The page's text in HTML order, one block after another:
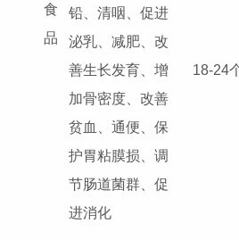
食
品
铅、清咽、促进
泌乳、减肥、改
善生长发育、增
加骨密度、改善
贫血、通便、保
护胃粘膜损、调
节肠道菌群、促
进消化
18-24